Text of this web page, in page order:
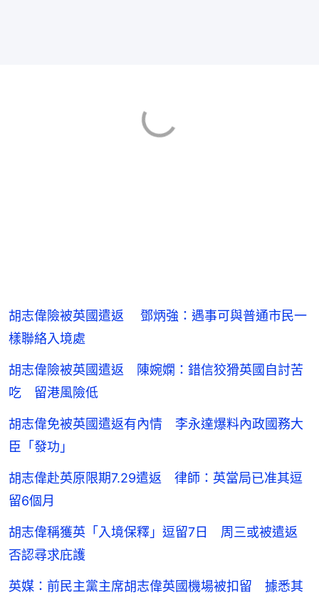
胡志偉險被英國遣返 鄧炳強：遇事可與普通市民一
樣聯絡入境處
胡志偉險被英國遣返 陳婉嫻：錯信狡猾英國自討苦
吃 留港風險低
胡志偉免被英國遣返有內情 李永達爆料內政國務大
臣「發功」
胡志偉赴英原限期7.29遣返 律師：英當局已准其逗
留6個月
胡志偉稱獲英「入境保釋」逗留7日 周三或被遣返
否認尋求庇護
英媒：前民主黨主席胡志偉英國機場被扣留 據悉其